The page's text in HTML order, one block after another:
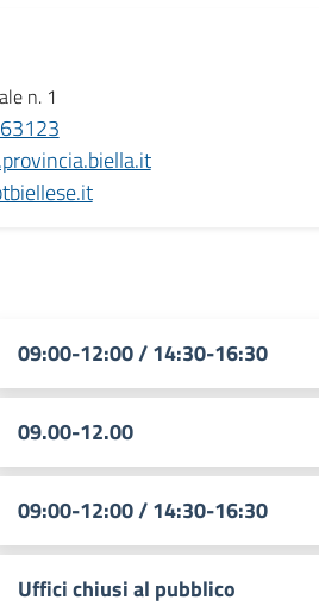
n. 1
09:00-12:00 / 14:30-16:30
09.00-12.00
09:00-12:00 / 14:30-16:30
Uffici chiusi al pubblico